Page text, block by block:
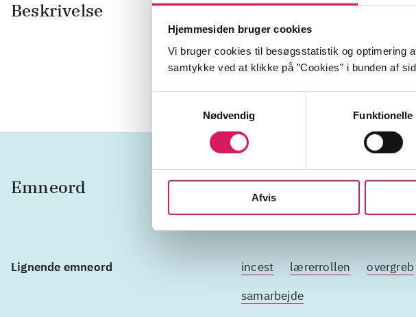
Hjemmesiden bruger cookies
Vi bruger cookies til besøgsstatistik og optimering
samtykke ved at klikke på ”Cookies” i bunden af
Nødvendig
Funktionelle
Afvis
Beskrivelse
Gymnasielæreren Lisa er
elev Rebecca. Hun kommer fra
for moderlig erstatning i Lisa
sin lærer for at have forgrebet
Emneord seksuelle overgreb
Lignende emneord incest lærerrollen overgreb
samarbejde